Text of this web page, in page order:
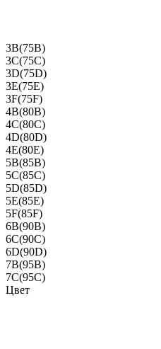
3B(75B)
3C(75C)
3D(75D)
3E(75E)
3F(75F)
4B(80B)
4C(80C)
4D(80D)
4E(80E)
5B(85B)
5C(85C)
5D(85D)
5E(85E)
5F(85F)
6B(90B)
6C(90C)
6D(90D)
7B(95B)
7C(95C)
Цвет